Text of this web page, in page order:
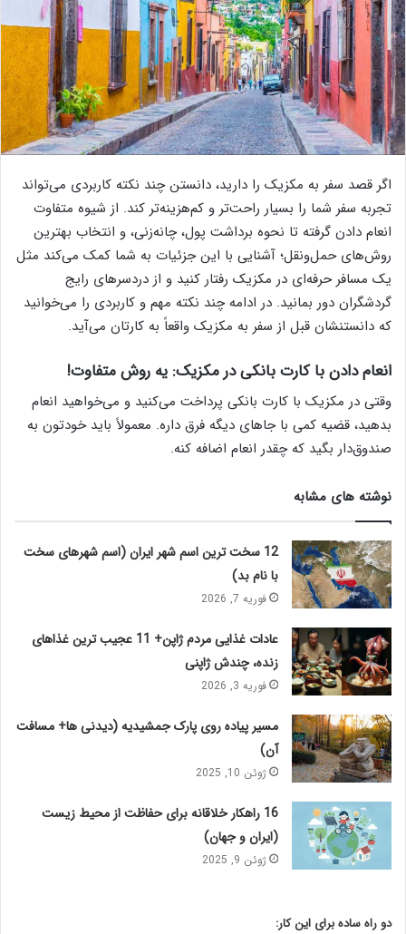
اگر قصد سفر به مکزیک را دارید، دانستن چند نکته کاربردی می‌تواند
تجربه سفر شما را بسیار راحت‌تر و کم‌هزینه‌تر کند. از شیوه متفاوت
انعام دادن گرفته تا نحوه برداشت پول، چانه‌زنی، و انتخاب بهترین
روش‌های حمل‌ونقل؛ آشنایی با این جزئیات به شما کمک می‌کند مثل
یک مسافر حرفه‌ای در مکزیک رفتار کنید و از دردسرهای رایج
گردشگران دور بمانید. در ادامه چند نکته مهم و کاربردی را می‌خوانید
که دانستنشان قبل از سفر به مکزیک واقعاً به کارتان می‌آید.
انعام دادن با کارت بانکی در مکزیک: یه روش متفاوت!
وقتی در مکزیک با کارت بانکی پرداخت می‌کنید و می‌خواهید انعام
بدهید، قضیه کمی با جاهای دیگه فرق داره. معمولاً باید خودتون به
صندوق‌دار بگید که چقدر انعام اضافه کنه.
نوشته های مشابه
12 سخت ترین اسم شهر ایران (اسم شهرهای سخت
با نام بد)
فوریه 7, 2026
عادات غذایی مردم ژاپن+ 11 عجیب ترین غذاهای
زنده، چندش ژاپنی
فوریه 3, 2026
مسیر پیاده روی پارک جمشیدیه (دیدنی ها+ مسافت
آن)
ژوئن 10, 2025
16 راهکار خلاقانه برای حفاظت از محیط زیست
(ایران و جهان)
ژوئن 9, 2025
دو راه ساده برای این کار: